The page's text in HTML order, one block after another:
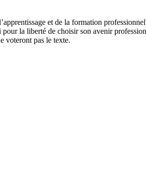
pour la liberté de choisir son avenir
voteront pas le texte.